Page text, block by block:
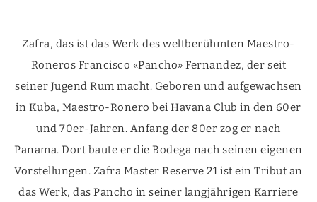
Zafra, das ist das Werk des weltberühmten Maestro-
Roneros Francisco «Pancho» Fernandez, der seit
seiner Jugend Rum macht. Geboren und aufgewachsen
in Kuba, Maestro-Ronero bei Havana Club in den 60er
und 70er-Jahren. Anfang der 80er zog er nach
Panama. Dort baute er die Bodega nach seinen eigenen
Vorstellungen. Zafra Master Reserve 21 ist ein Tribut an
das Werk, das Pancho in seiner langjährigen Karriere